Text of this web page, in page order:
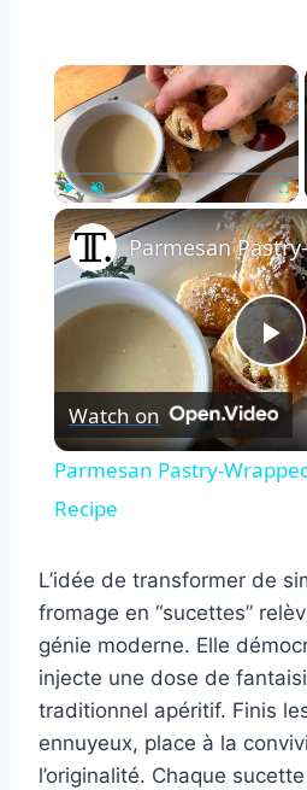
×
Play Unmute
Watch on
Parmesan Pastry-
Recipe
L’idée de transformer de
fromage en “sucettes”
génie moderne. Elle
injecte une dose de
traditionnel apéritif. Finis
ennuyeux, place à la
l’originalité. Chaque